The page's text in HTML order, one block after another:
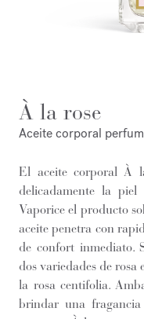
À la rose
Aceite corporal
El aceite corporal À
delicadamente la
Vaporice el producto
aceite penetra con
de confort inmediato.
dos variedades de
la rosa centifolia.
brindar una